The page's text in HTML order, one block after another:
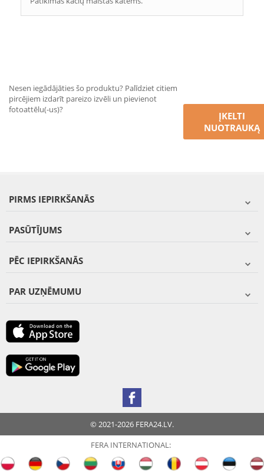
Nesen iegādājāties šo produktu? Palīdziet citiem
pircējiem izdarīt pareizo izvēli un pievienot
fotoattēlu(-us)?
ĮKELTI
NUOTRAUKĄ
PIRMS IEPIRKŠANĀS
PASŪTĪJUMS
PĒC IEPIRKŠANĀS
PAR UZŅĒMUMU
© 2021-2026 FERA24.LV.
FERA INTERNATIONAL: